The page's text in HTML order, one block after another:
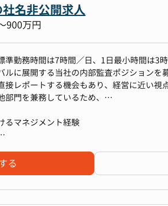
ト
（目標設定、進捗管理、育成）
の連携（事業部門長、人事企画チーム）
ィングの企画・推進
営（キャリアフェア、会社説明会）
の立案・実行
早期採用プログラムの運営
スの改善支援
関連法規、個人情報保護）
運用の実務経験
営経験
礎知識
プロジェクトマネジメント経験
（3名以上のチーム）
ル）加えてビジネスレベルの英語力がある
び資料作成スキル（PowerPoint等）
および交渉スキル
倫理観
名非公開求人
900万円
準勤務時間は7時間／日、1日最小時間は3時
ルに展開する当社の内部監査ポジションを
接レポートする機会もあり、経営に近い視
門を兼務しているため、
、将来的に内部監査責任者として本部門を
るマネジメント経験
る